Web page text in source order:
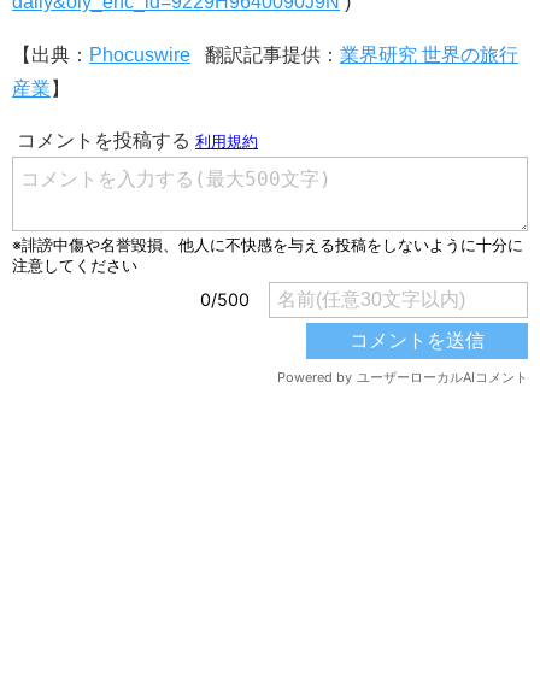
【出典： Phocuswire 翻訳記事提供： ​業界研究 世界の旅行
産業 】